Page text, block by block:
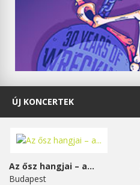
ÚJ KONCERTEK
Az ősz hangjai – a...
Budapest